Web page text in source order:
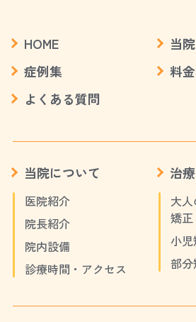
HOME
当
症例集
料
よくある質問
当院について
医院紹介
院長紹介
院内設備
診療時間・アクセス
治
大
矯正
小
部